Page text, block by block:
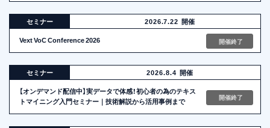
セミナー 2026.7.22 開催
Vext VoC Conference 2026
開催終了
セミナー 2026.8.4 開催
【オンデマンド配信中】実データで体感！初心者の為のテキス
トマイニング入門セミナー｜技術解説から活用事例まで
開催終了